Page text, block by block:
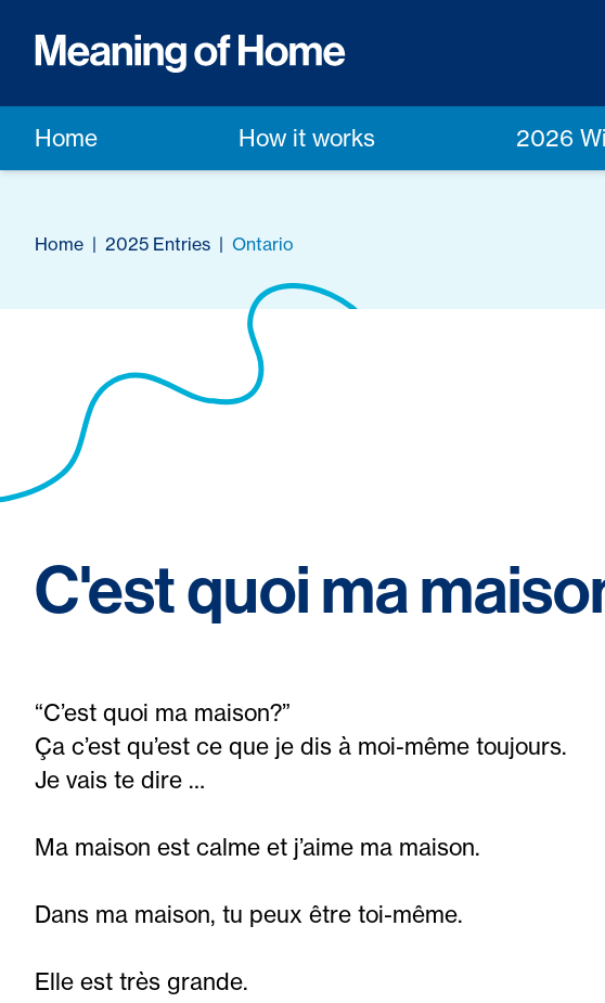
Home How it works 2026
Home | 2025 Entries | Ontario
C'est quoi ma
“C’est quoi ma maison?”
Ça c’est qu’est ce que je dis à moi-même toujours.
Je vais te dire …
Ma maison est calme et j’aime ma maison.
Dans ma maison, tu peux être toi-même.
Elle est très grande.